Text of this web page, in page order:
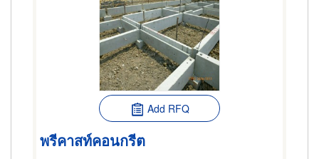
Add RFQ
พรีคาสท์คอนกรีต